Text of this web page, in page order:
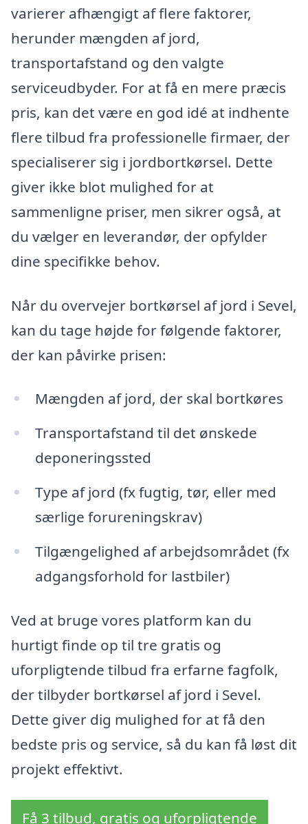
varierer afhængigt af flere faktorer,
herunder mængden af jord,
transportafstand og den valgte
serviceudbyder. For at få en mere præcis
pris, kan det være en god idé at indhente
flere tilbud fra professionelle firmaer, der
specialiserer sig i jordbortkørsel. Dette
giver ikke blot mulighed for at
sammenligne priser, men sikrer også, at
du vælger en leverandør, der opfylder
dine specifikke behov.
Når du overvejer bortkørsel af jord i Sevel,
kan du tage højde for følgende faktorer,
der kan påvirke prisen:
Mængden af jord, der skal bortkøres
Transportafstand til det ønskede
deponeringssted
Type af jord (fx fugtig, tør, eller med
særlige forureningskrav)
Tilgængelighed af arbejdsområdet (fx
adgangsforhold for lastbiler)
Ved at bruge vores platform kan du
hurtigt finde op til tre gratis og
uforpligtende tilbud fra erfarne fagfolk,
der tilbyder bortkørsel af jord i Sevel.
Dette giver dig mulighed for at få den
bedste pris og service, så du kan få løst dit
projekt effektivt.
Få 3 tilbud, gratis og uforpligtende